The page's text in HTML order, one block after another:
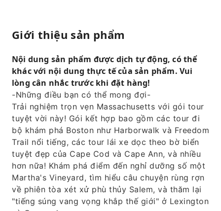
Giới thiệu sản phẩm
Nội dung sản phẩm được dịch tự động, có thể
khác với nội dung thực tế của sản phẩm. Vui
lòng cân nhắc trước khi đặt hàng!
-Những điều bạn có thể mong đợi-
Trải nghiệm trọn vẹn Massachusetts với gói tour
tuyệt vời này! Gói kết hợp bao gồm các tour đi
bộ khám phá Boston như Harborwalk và Freedom
Trail nổi tiếng, các tour lái xe dọc theo bờ biển
tuyệt đẹp của Cape Cod và Cape Ann, và nhiều
hơn nữa! Khám phá điểm đến nghỉ dưỡng số một
Martha's Vineyard, tìm hiểu câu chuyện rùng rợn
về phiên tòa xét xử phù thủy Salem, và thăm lại
"tiếng súng vang vọng khắp thế giới" ở Lexington